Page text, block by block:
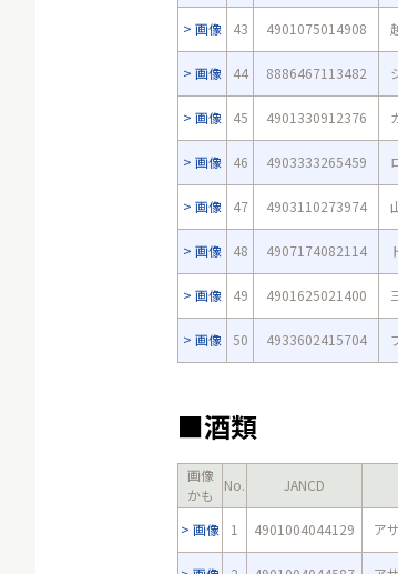
画像 43 4901075014908
画像 44 8886467113482
画像 45 4901330912376
画像 46 4903333265459
画像 47 4903110273974
画像 48 4907174082114
画像 49 4901625021400
画像 50 4933602415704
■酒類
画像
かも
No. JANCD
画像 1 4901004044129 ア